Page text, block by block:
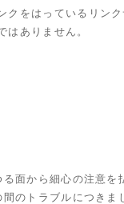
をはっているリン
はありません。
面から細心の注意
のトラブルにつき